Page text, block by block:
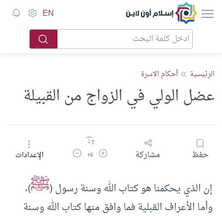
إسلام أون لاين EN
الرئيسية أحكام الاسرة
عضل الولي في الزواج من القبيلة
حفظ مشاركة زيادة حجم الخط
16 تقليل حجم الخطالإعدادات
إن الذي يحكمنا هو كتاب الله وسنة رسول (ﷺ)،
وأما الأعراف القبلية فما وافق منها كتاب الله وسنة